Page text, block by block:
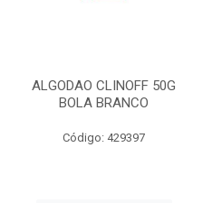
ALGODAO CLINOFF 50G
BOLA BRANCO
Código: 429397